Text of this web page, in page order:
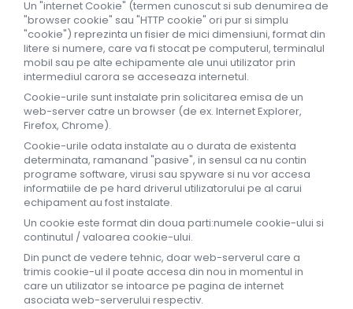
Pentru copii
Gama vegana
Clean beauty
Awapuhi
Pentru copii
Gama vegana
Clean beauty
Awapuhi
hidratare, reîmprospătare
Clean Beauty
Clean Beauty Scalp
Clean Beauty Everyday
Clean Beauty Smooth
Clean Beauty Repair
Clean Beauty Style
Clean Beauty Color Protect
Clean Beauty Hydrate
BondRx
Forever Blonde
Platinum Blonde
Paul Mitchell Originals
Clear
Styling gel
Un "internet Cookie" (termen cunoscut si sub denumirea de
"browser cookie" sau "HTTP cookie" ori pur si simplu
"cookie") reprezinta un fisier de mici dimensiuni, format din
litere si numere, care va fi stocat pe computerul, terminalul
mobil sau pe alte echipamente ale unui utilizator prin
intermediul carora se acceseaza internetul.
Cookie-urile sunt instalate prin solicitarea emisa de un
web-server catre un browser (de ex. Internet Explorer,
Firefox, Chrome).
Cookie-urile odata instalate au o durata de existenta
determinata, ramanand "pasive", in sensul ca nu contin
programe software, virusi sau spyware si nu vor accesa
informatiile de pe hard driverul utilizatorului pe al carui
echipament au fost instalate.
Un cookie este format din doua parti:numele cookie-ului si
continutul / valoarea cookie-ului.
Din punct de vedere tehnic, doar web-serverul care a
trimis cookie-ul il poate accesa din nou in momentul in
care un utilizator se intoarce pe pagina de internet
asociata web-serverului respectiv.